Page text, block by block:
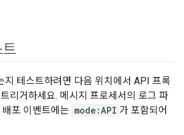
지 테스트하려면 다음 위치에서 API 프록
리거하세요. 메시지 프로세서의 로그 파
포 이벤트에는 mode:API 가 포함되어